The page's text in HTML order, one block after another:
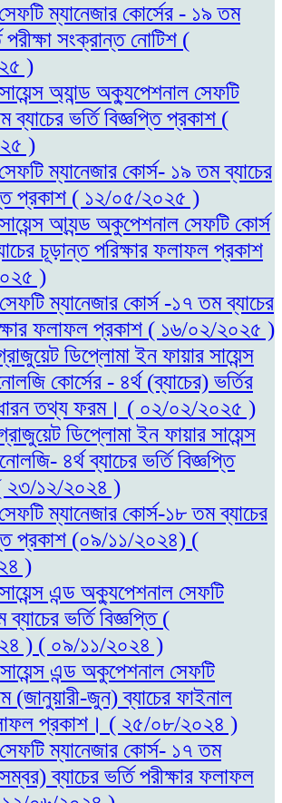
ম্যানেজার কোর্সের - ১৯ তম
পরীক্ষা সংক্রান্ত নোটিশ (
)
অ্যান্ড অক্যুপেশনাল সেফটি
ব্যাচের ভর্তি বিজ্ঞপ্তি প্রকাশ (
)
ম্যানেজার কোর্স- ১৯ তম ব্যাচের
প্রকাশ ( ১২/০৫/২০২৫ )
আ্যন্ড অকুপেশনাল সেফটি কোর্স
চূড়ান্ত পরিক্ষার ফলাফল প্রকাশ
)
ম্যানেজার কোর্স -১৭ তম ব্যাচের
ফলাফল প্রকাশ ( ১৬/০২/২০২৫ )
ডিপ্লোমা ইন ফায়ার সায়েন্স
কোর্সের - ৪র্থ (ব্যাচের) ভর্তির
তথ্য ফরম। ( ০২/০২/২০২৫ )
ডিপ্লোমা ইন ফায়ার সায়েন্স
৪র্থ ব্যাচের ভর্তি বিজ্ঞপ্তি
২৩/১২/২০২৪ )
ম্যানেজার কোর্স-১৮ তম ব্যাচের
প্রকাশ (০৯/১১/২০২৪) (
)
এন্ড অক্যুপেশনাল সেফটি
ভর্তি বিজ্ঞপ্তি (
) ( ০৯/১১/২০২৪ )
এন্ড অকুপেশনাল সেফটি
(জানুয়ারী-জুন) ব্যাচের ফাইনাল
প্রকাশ। ( ২৫/০৮/২০২৪ )
ম্যানেজার কোর্স- ১৭ তম
ব্যাচের ভর্তি পরীক্ষার ফলাফল